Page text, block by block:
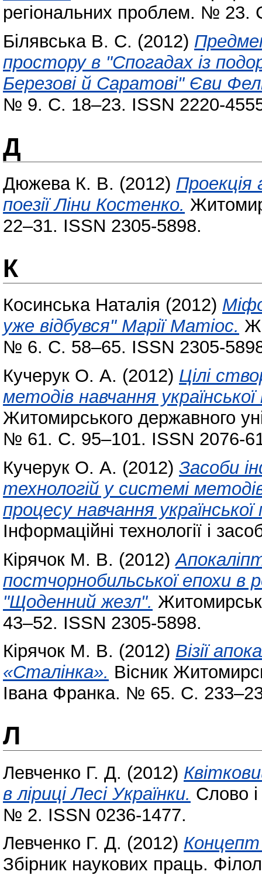
регіональних проблем. № 23.
Білявська В. С. (2012)
простору в "Спогадах із
Березові й Саратові" Єви
№ 9. С. 18–23. ISSN 2220-
Д
Дюжева К. В. (2012) Проекція
поезії Ліни Костенко.
22–31. ISSN 2305-5898.
К
Косинська Наталія (2012)
уже відбувся" Марії Матіос.
№ 6. С. 58–65. ISSN 2305-
Кучерук О. А. (2012) Цілі
методів навчання
Житомирського державного
№ 61. С. 95–101. ISSN 2076-
Кучерук О. А. (2012) Засоби
технологій у системі
процесу навчання
Інформаційні технології і
Кірячок М. В. (2012)
постчорнобильської епохи в
"Щоденний жезл".
43–52. ISSN 2305-5898.
Кірячок М. В. (2012) Візії
«Сталінка». Вісник
Івана Франка. № 65. С.
Л
Левченко Г. Д. (2012)
в ліриці Лесі Українки. Слово
№ 2. ISSN 0236-1477.
Левченко Г. Д. (2012) Концепт
Збірник наукових праць.